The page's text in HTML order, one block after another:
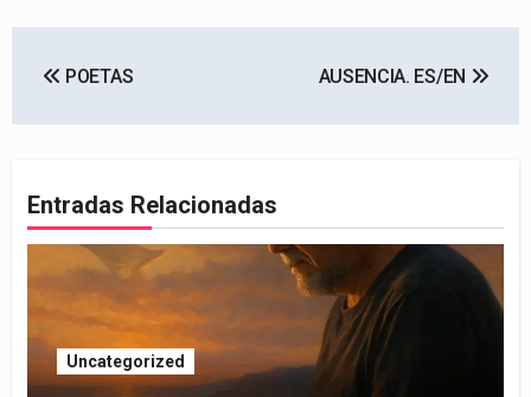
de
POETAS AUSENCIA. ES/EN
Entradas Relacionadas
Uncategorized